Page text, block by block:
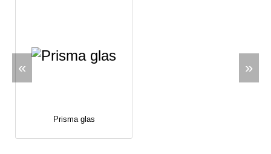
«
Prisma glas
»